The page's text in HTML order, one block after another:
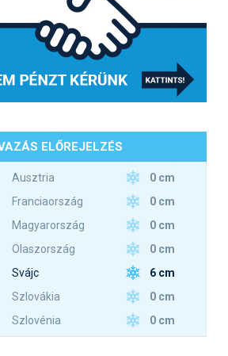
ELŐREJELZÉS
Ausztria
0 cm
Franciaország
0 cm
Magyarország
0 cm
Olaszország
0 cm
Svájc
6 cm
Szlovákia
0 cm
Szlovénia
0 cm